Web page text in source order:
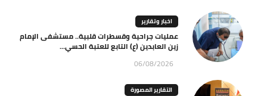
اخبار وتقارير
عمليات جراحية وقسطرات قلبية.. مستشفى الإمام
زين العابدين (ع) التابع للعتبة الحسي...
06/08/2026
التقارير المصورة